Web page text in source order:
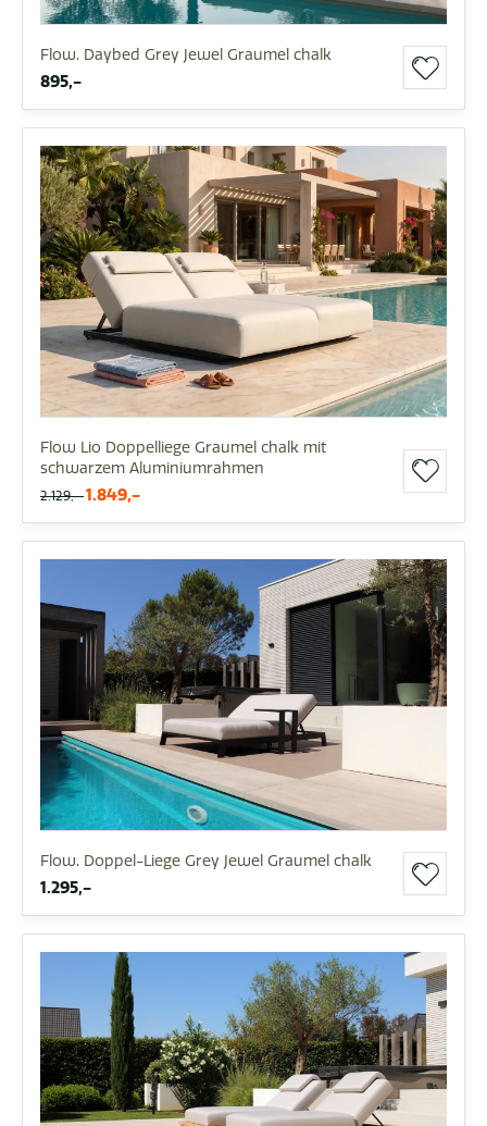
Flow. Daybed Grey Jewel Graumel chalk
895,-
Flow Lio Doppelliege Graumel chalk mit
schwarzem Aluminiumrahmen
2.129,- 1.849,-
Flow. Doppel-Liege Grey Jewel Graumel chalk
1.295,-